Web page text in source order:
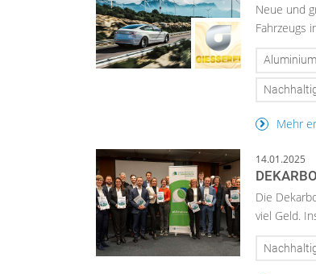
Neue und
Fahrzeugs
Aluminium
Mehr
14.01.2025
Die
viel Geld.